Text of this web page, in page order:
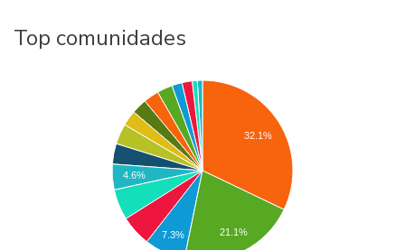
Top comunidades
32.1%
4.6%
7.3% 21.1%